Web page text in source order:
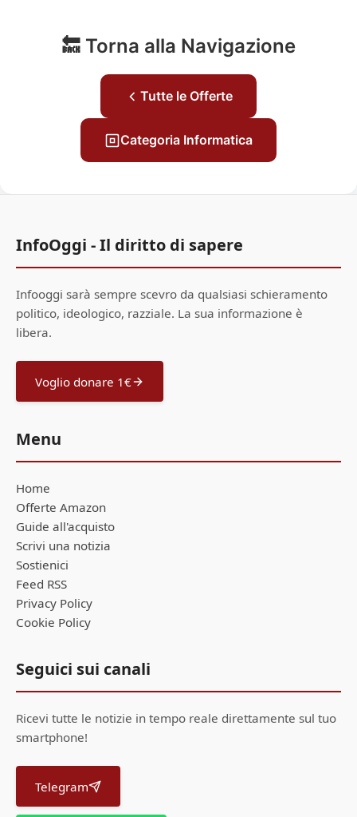
🔙 Torna alla Navigazione
Tutte le Offerte
Categoria Informatica
InfoOggi - Il diritto di sapere
Infooggi sarà sempre scevro da qualsiasi schieramento
politico, ideologico, razziale. La sua informazione è
libera.
Voglio donare 1€
Menu
Home
Offerte Amazon
Guide all'acquisto
Scrivi una notizia
Sostienici
Feed RSS
Privacy Policy
Cookie Policy
Seguici sui canali
Ricevi tutte le notizie in tempo reale direttamente sul tuo
smartphone!
Telegram